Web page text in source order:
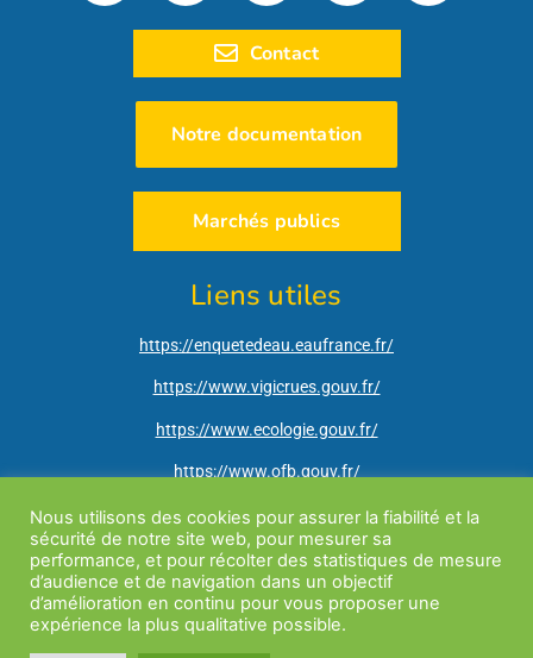
Contact
Notre documentation
Marchés publics
Liens utiles
https://enquetedeau.eaufrance.fr/
https://www.vigicrues.gouv.fr/
https://www.ecologie.gouv.fr/
https://www.ofb.gouv.fr/
http://www.ain.gouv.fr/
https://vigieau.gouv.fr/
Mentions légales | Site internet réalisé parTeds| Tous droits réservés |
de confidentialité Coeur Reyssouze
Nous utilisons des cookies pour assurer la fiabilité et la
sécurité de notre site web, pour mesurer sa
performance, et pour récolter des statistiques de mesure
d’audience et de navigation dans un objectif
d’amélioration en continu pour vous proposer une
expérience la plus qualitative possible.